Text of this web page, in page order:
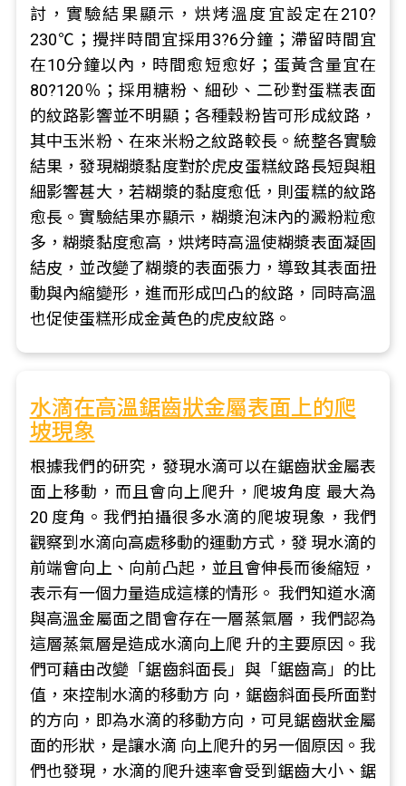
討，實驗結果顯示，烘烤溫度宜設定在210?
230℃；攪拌時間宜採用3?6分鐘；滯留時間宜
在10分鐘以內，時間愈短愈好；蛋黃含量宜在
80?120％；採用糖粉、細砂、二砂對蛋糕表面
的紋路影響並不明顯；各種穀粉皆可形成紋路，
其中玉米粉、在來米粉之紋路較長。統整各實驗
結果，發現糊漿黏度對於虎皮蛋糕紋路長短與粗
細影響甚大，若糊漿的黏度愈低，則蛋糕的紋路
愈長。實驗結果亦顯示，糊漿泡沫內的澱粉粒愈
多，糊漿黏度愈高，烘烤時高溫使糊漿表面凝固
結皮，並改變了糊漿的表面張力，導致其表面扭
動與內縮變形，進而形成凹凸的紋路，同時高溫
也促使蛋糕形成金黃色的虎皮紋路。
水滴在高溫鋸齒狀金屬表面上的爬
坡現象
根據我們的研究，發現水滴可以在鋸齒狀金屬表
面上移動，而且會向上爬升，爬坡角度 最大為
20 度角。我們拍攝很多水滴的爬坡現象，我們
觀察到水滴向高處移動的運動方式，發 現水滴的
前端會向上、向前凸起，並且會伸長而後縮短，
表示有一個力量造成這樣的情形。 我們知道水滴
與高溫金屬面之間會存在一層蒸氣層，我們認為
這層蒸氣層是造成水滴向上爬 升的主要原因。我
們可藉由改變「鋸齒斜面長」與「鋸齒高」的比
值，來控制水滴的移動方 向，鋸齒斜面長所面對
的方向，即為水滴的移動方向，可見鋸齒狀金屬
面的形狀，是讓水滴 向上爬升的另一個原因。我
們也發現，水滴的爬升速率會受到鋸齒大小、鋸